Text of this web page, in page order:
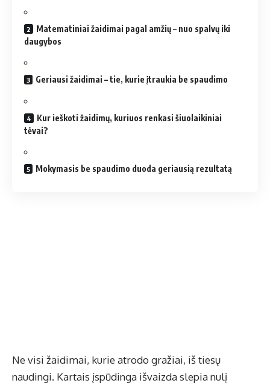
Matematiniai žaidimai pagal amžių – nuo spalvų iki
daugybos
Geriausi žaidimai – tie, kurie įtraukia be spaudimo
Kur ieškoti žaidimų, kuriuos renkasi šiuolaikiniai
tėvai?
Mokymasis be spaudimo duoda geriausią rezultatą
Ne visi žaidimai, kurie atrodo gražiai, iš tiesų
naudingi. Kartais įspūdinga išvaizda slepia nulį